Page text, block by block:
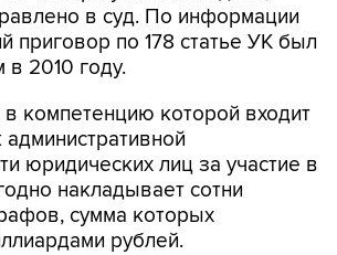
в суд. По информации
приговор по 178 статье УК был
в 2010 году.
компетенцию которой входит
юридических лиц за участие в
накладывает сотни
сумма которых
рублей.